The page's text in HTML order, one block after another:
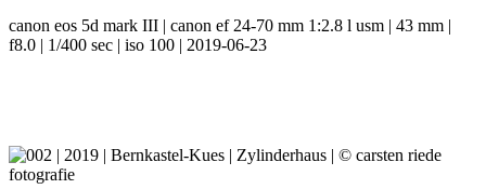
canon eos 5d mark III | canon ef 24-70 mm 1:2.8 l usm | 43 mm |
f8.0 | 1/400 sec | iso 100 | 2019-06-23